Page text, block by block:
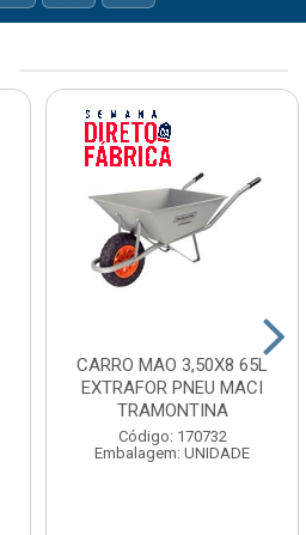
CARRO MAO 3,50X8 65L
EXTRAFOR PNEU MACI
TRAMONTINA
Código: 170732
Embalagem: UNIDADE